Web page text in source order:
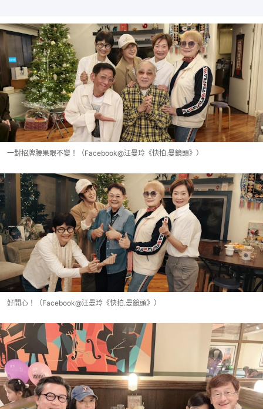
一對招牌腰果眼不變！（Facebook@汪曼玲《快拍.曼鏡頭》）
好開心！（Facebook@汪曼玲《快拍.曼鏡頭》）